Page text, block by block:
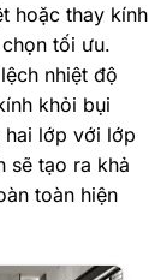
hoặc thay kính
tối ưu.
nhiệt độ
khỏi bụi
hai lớp với lớp
sẽ tạo ra khả
toàn hiện